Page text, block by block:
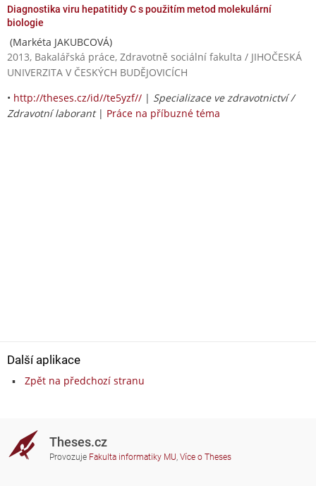
Diagnostika viru hepatitidy C s použitím metod molekulární
biologie
(Markéta JAKUBCOVÁ)
2013, Bakalářská práce, Zdravotně sociální fakulta / JIHOČESKÁ
UNIVERZITA V ČESKÝCH BUDĚJOVICÍCH
• http://theses.cz/id//te5yzf// | Specializace ve zdravotnictví /
Zdravotní laborant| Práce na příbuzné téma
Další aplikace
Zpět na předchozí stranu
Theses.cz
Provozuje Fakulta informatiky MU, Více o Theses